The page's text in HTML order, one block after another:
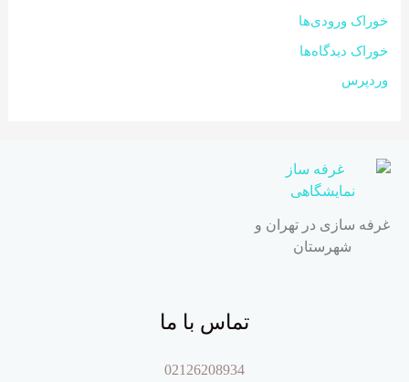
خوراک ورودی‌ها
خوراک دیدگاه‌ها
وردپرس
غرفه سازی در تهران و
شهرستان
تماس با ما
02126208934